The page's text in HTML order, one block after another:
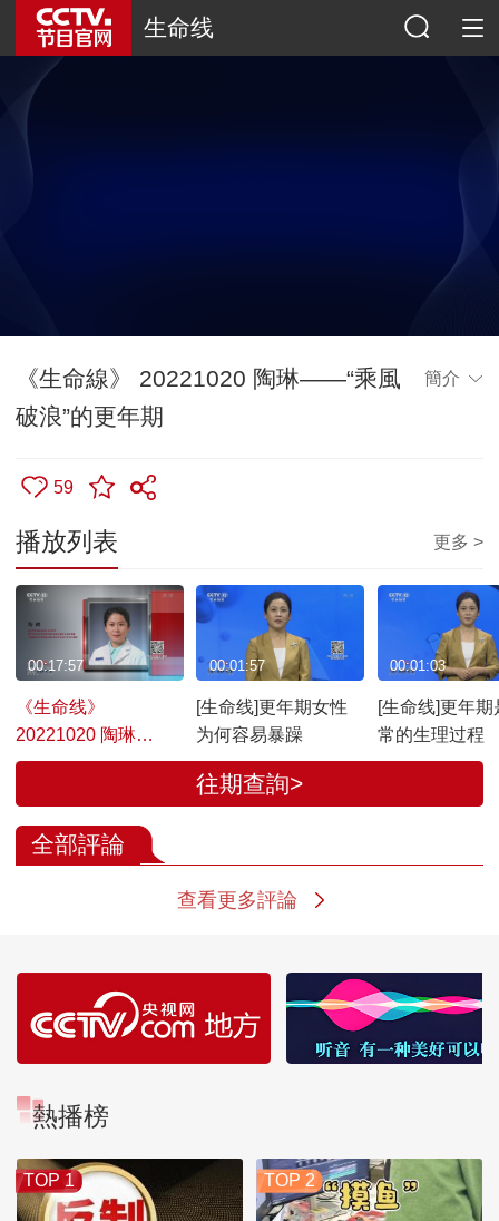
生命线
《生命線》 20221020 陶琳——“乘風
破浪”的更年期
簡介
59
播放列表 更多 >
《生命线》
20221020 陶琳
——“乘风破浪”的更
00:17:57
[生命线]更年期女性
为何容易暴躁
00:01:57
[生命线]更年期
常的生理过程
00:01:03
往期查詢>
全部評論
查看更多評論
熱播榜
TOP 1 TOP 2